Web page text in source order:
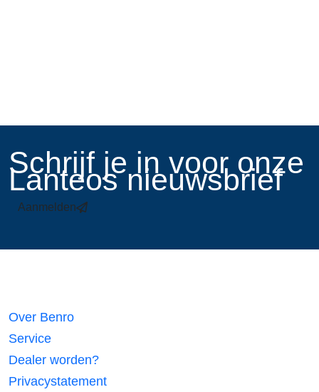
​Schrijf je in voor onze
Lanteos nieuwsbrief
Aanmelden
Over Benro
Service
Dealer worden?
Privacystatement